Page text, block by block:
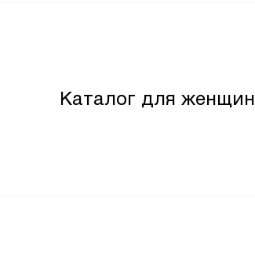
Каталог для женщин